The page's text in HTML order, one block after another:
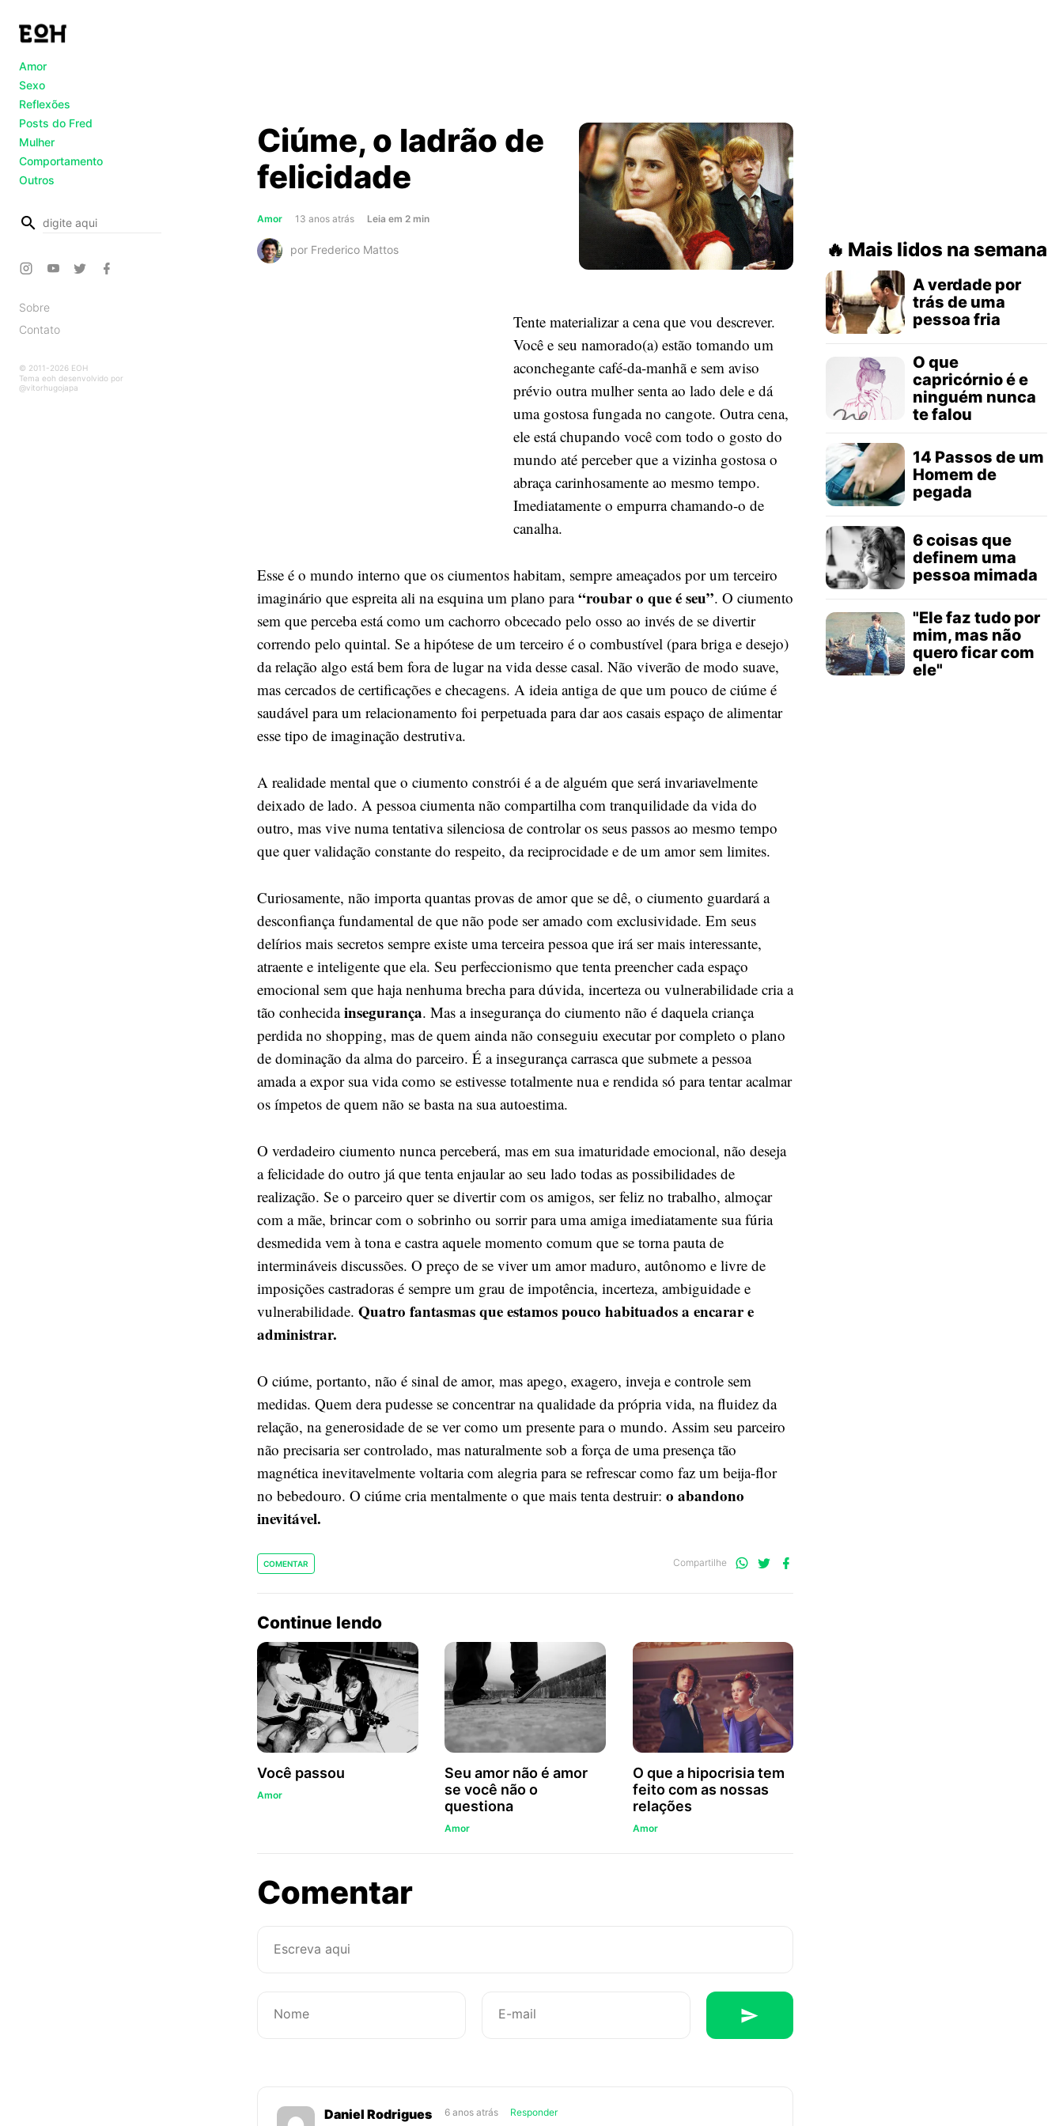
Amor
Sexo
Reflexões
Posts do Fred
Mulher
Comportamento
Outros
busca
Sobre
Contato
© 2011-2026 EOH
Tema eoh desenvolvido por
@vitorhugojapa
Ciúme, o ladrão de
felicidade
Amor 13 anos atrás Leiaabout
o
em2 min
por Frederico Mattos
Tente materializar a cena que vou descrever.
Você e seu namorado(a) estão tomando um
aconchegante café-da-manhã e sem aviso
prévio outra mulher senta ao lado dele e dá
uma gostosa fungada no cangote. Outra cena,
ele está chupando você com todo o gosto do
mundo até perceber que a vizinha gostosa o
abraça carinhosamente ao mesmo tempo.
Imediatamente o empurra chamando-o de
canalha.
Esse é o mundo interno que os ciumentos habitam, sempre ameaçados por um terceiro
imaginário que espreita ali na esquina um plano para“roubar o que é seu”. O ciumento
sem que perceba está como um cachorro obcecado pelo osso ao invés de se divertir
correndo pelo quintal. Se a hipótese de um terceiro é o combustível (para briga e desejo)
da relação algo está bem fora de lugar na vida desse casal. Não viverão de modo suave,
mas cercados de certificações e checagens. A ideia antiga de que um pouco de ciúme é
saudável para um relacionamento foi perpetuada para dar aos casais espaço de alimentar
esse tipo de imaginação destrutiva.
A realidade mental que o ciumento constrói é a de alguém que será invariavelmente
deixado de lado. A pessoa ciumenta não compartilha com tranquilidade da vida do
outro, mas vive numa tentativa silenciosa de controlar os seus passos ao mesmo tempo
que quer validação constante do respeito, da reciprocidade e de um amor sem limites.
Curiosamente, não importa quantas provas de amor que se dê, o ciumento guardará a
desconfiança fundamental de que não pode ser amado com exclusividade. Em seus
delírios mais secretos sempre existe uma terceira pessoa que irá ser mais interessante,
atraente e inteligente que ela. Seu perfeccionismo que tenta preencher cada espaço
emocional sem que haja nenhuma brecha para dúvida, incerteza ou vulnerabilidade cria a
tão conhecidainsegurança. Mas a insegurança do ciumento não é daquela criança
perdida no shopping, mas de quem ainda não conseguiu executar por completo o plano
de dominação da alma do parceiro. É a insegurança carrasca que submete a pessoa
amada a expor sua vida como se estivesse totalmente nua e rendida só para tentar acalmar
os ímpetos de quem não se basta na sua autoestima.
O verdadeiro ciumento nunca perceberá, mas em sua imaturidade emocional, não deseja
a felicidade do outro já que tenta enjaular ao seu lado todas as possibilidades de
realização. Se o parceiro quer se divertir com os amigos, ser feliz no trabalho, almoçar
com a mãe, brincar com o sobrinho ou sorrir para uma amiga imediatamente sua fúria
desmedida vem à tona e castra aquele momento comum que se torna pauta de
intermináveis discussões. O preço de se viver um amor maduro, autônomo e livre de
imposições castradoras é sempre um grau de impotência, incerteza, ambiguidade e
vulnerabilidade.Quatro fantasmas que estamos pouco habituados a encarar e
administrar.
O ciúme, portanto, não é sinal de amor, mas apego, exagero, inveja e controle sem
medidas. Quem dera pudesse se concentrar na qualidade da própria vida, na fluidez da
relação, na generosidade de se ver como um presente para o mundo. Assim seu parceiro
não precisaria ser controlado, mas naturalmente sob a força de uma presença tão
magnética inevitavelmente voltaria com alegria para se refrescar como faz um beija-flor
no bebedouro. O ciúme cria mentalmente o que mais tenta destruir:o abandono
inevitável.
COMENTAR Compartilhe
Compartilhe
Compartilhe
Continue lendo
Você passou
Amor
Seu amor não é amor
se você não o
questiona
Amor
O que a hipocrisia tem
feito com as nossas
relações
Amor
Comentarsobre
ladrão
Daniel Rodrigues 6 anos atrás Responder
Mais lidos na semana
A verdade por
trás de uma
pessoa fria
O que
capricórnio é e
ninguém nunca
te falou
14 Passos de um
Homem de
pegada
6 coisas que
definem uma
pessoa mimada
"Ele faz tudo por
mim, mas não
quero ficar com
ele"